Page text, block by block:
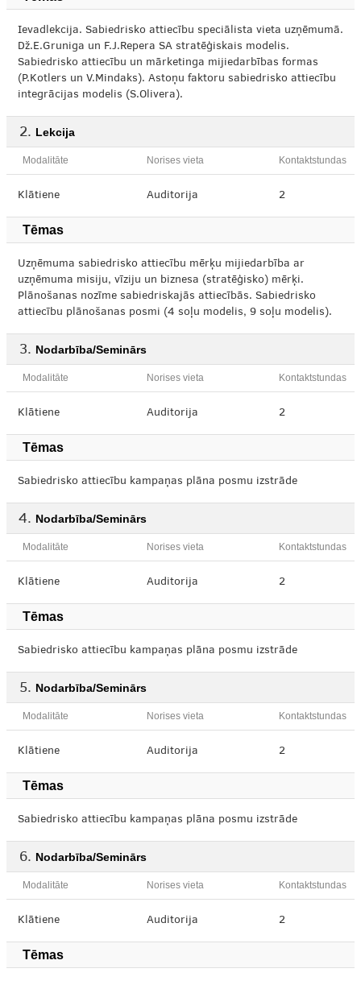
Ievadlekcija. Sabiedrisko attiecību speciālista vieta uzņēmumā.
Dž.E.Gruniga un F.J.Repera SA stratēģiskais modelis.
Sabiedrisko attiecību un mārketinga mijiedarbības formas
(P.Kotlers un V.Mindaks). Astoņu faktoru sabiedrisko attiecību
integrācijas modelis (S.Olivera).
Lekcija
Modalitāte Norises vieta Kontaktstundas
Klātiene Auditorija 2
Tēmas
Uzņēmuma sabiedrisko attiecību mērķu mijiedarbība ar
uzņēmuma misiju, vīziju un biznesa (stratēģisko) mērķi.
Plānošanas nozīme sabiedriskajās attiecībās. Sabiedrisko
attiecību plānošanas posmi (4 soļu modelis, 9 soļu modelis).
Nodarbība/Seminārs
Modalitāte Norises vieta Kontaktstundas
Klātiene Auditorija 2
Tēmas
Sabiedrisko attiecību kampaņas plāna posmu izstrāde
Nodarbība/Seminārs
Modalitāte Norises vieta Kontaktstundas
Klātiene Auditorija 2
Tēmas
Sabiedrisko attiecību kampaņas plāna posmu izstrāde
Nodarbība/Seminārs
Modalitāte Norises vieta Kontaktstundas
Klātiene Auditorija 2
Tēmas
Sabiedrisko attiecību kampaņas plāna posmu izstrāde
Nodarbība/Seminārs
Modalitāte Norises vieta Kontaktstundas
Klātiene Auditorija 2
Tēmas